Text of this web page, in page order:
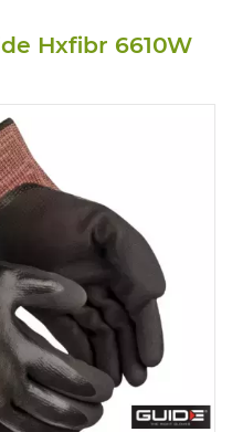
Hxfibr 6610W